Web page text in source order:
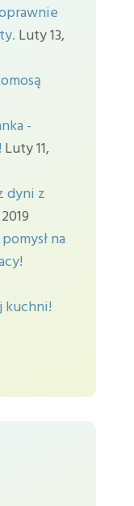
Luty 13,
-
Luty 11,
dyni z
na
kuchni!